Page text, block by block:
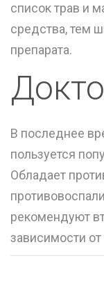
список трав и
средства, тем
препарата.
В последнее
пользуется
Обладает
рекомендуют
зависимости